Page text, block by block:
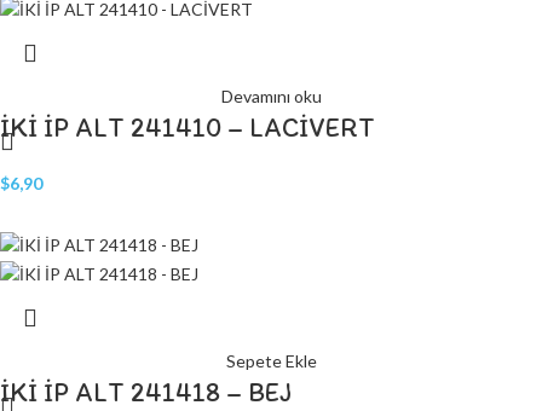
Devamını oku
İKİ İP ALT 241410 – LACİVERT
$6,90
Sepete Ekle
İKİ İP ALT 241418 – BEJ